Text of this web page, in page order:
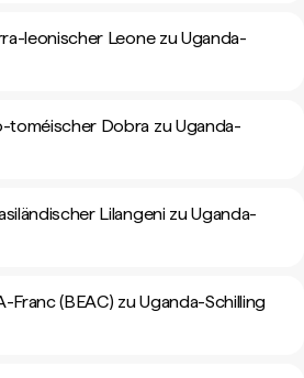
leonischer Leone zu Uganda-
toméischer Dobra zu Uganda-
Lilangeni zu Uganda-
Franc (BEAC) zu Uganda-Schilling